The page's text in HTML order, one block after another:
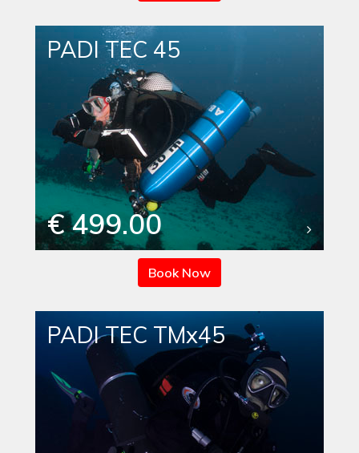
PADI TEC 45
€ 499.00
Book Now
PADI TEC TMx45